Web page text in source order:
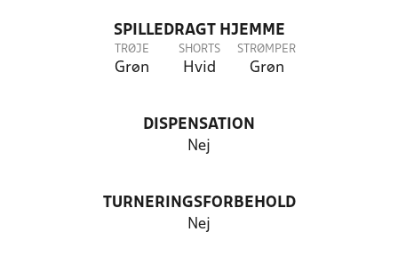
SPILLEDRAGT HJEMME
TRØJE
Grøn
SHORTS
Hvid
STRØMPER
Grøn
DISPENSATION
Nej
TURNERINGSFORBEHOLD
Nej